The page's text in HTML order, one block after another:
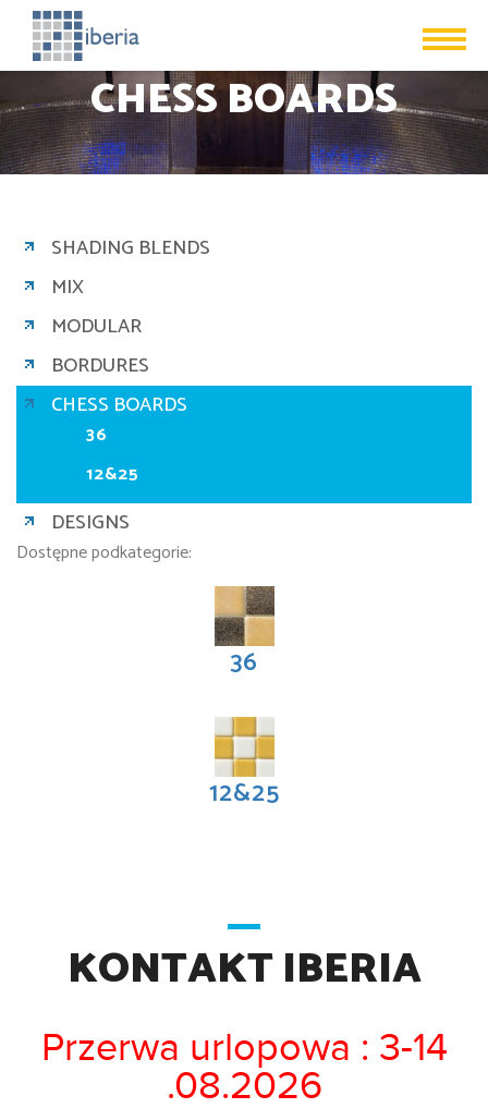
CHESS BOARDS
SHADING BLENDS
MIX
MODULAR
BORDURES
CHESS BOARDS
36
12&25
DESIGNS
Dostępne podkategorie:
36
12&25
KONTAKT IBERIA
Przerwa urlopowa : 3-14
.08.2026